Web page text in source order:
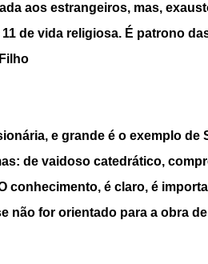
aos estrangeiros, mas,
de vida religiosa. É patrono
e grande é o exemplo
de vaidoso catedrático,
conhecimento, é claro, é
não for orientado para a obra